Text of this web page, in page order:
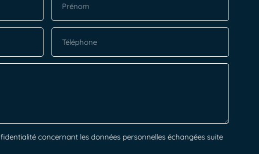
concernant les données personnelles échangées suite